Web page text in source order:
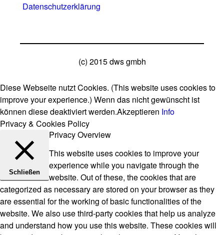
Datenschutzerklärung
(c) 2015 dws gmbh
Diese Webseite nutzt Cookies. (This website uses cookies to
improve your experience.) Wenn das nicht gewünscht ist
können diese deaktiviert werden.Akzeptieren Info
Privacy & Cookies Policy
Schließen
Privacy Overview
This website uses cookies to improve your
experience while you navigate through the
website. Out of these, the cookies that are
categorized as necessary are stored on your browser as they
are essential for the working of basic functionalities of the
website. We also use third-party cookies that help us analyze
and understand how you use this website. These cookies will